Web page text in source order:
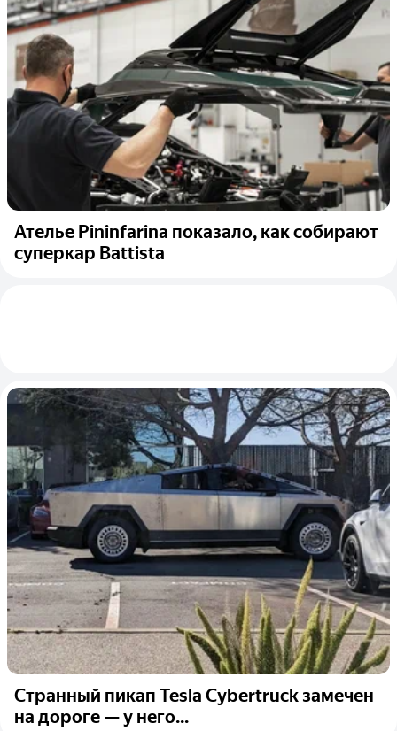
Ателье Pininfarina показало, как собирают
суперкар Battista
Странный пикап Tesla Cybertruck замечен
на дороге — у него...